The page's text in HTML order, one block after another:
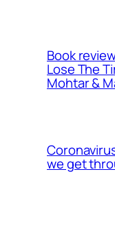
Book
Lose The
Mohtar &
we get